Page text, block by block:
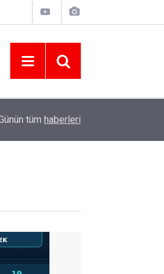
İŞ DÜNYASINA AMATÖR
tüm haberleri